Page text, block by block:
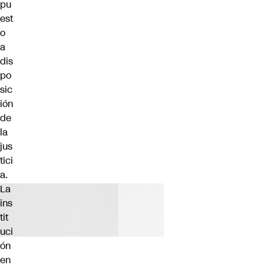
pu
est
o
a
dis
po
sic
ión
de
la
jus
tici
a.
La
ins
tit
uci
ón
en